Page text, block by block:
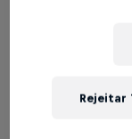
Escrito por Vinicios
Rejeitar